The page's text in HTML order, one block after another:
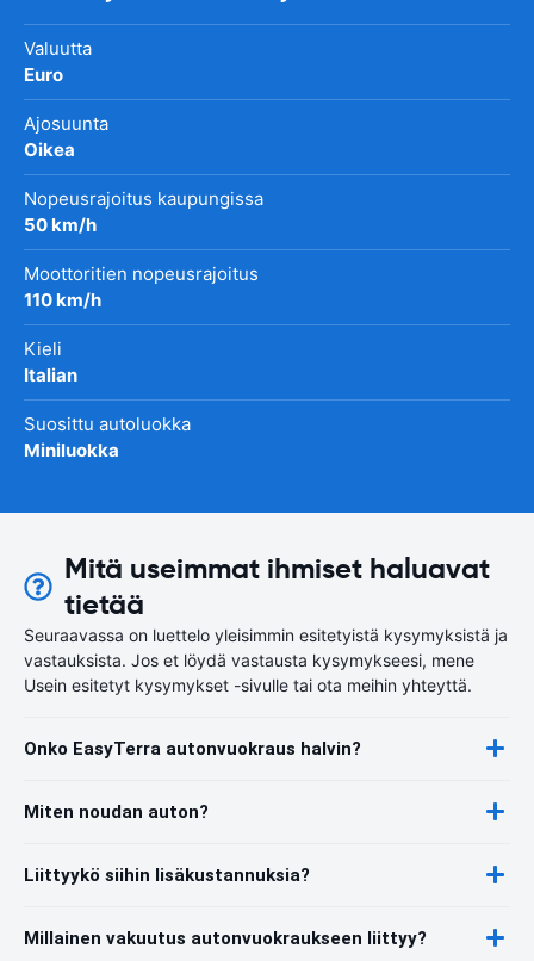
Valuutta
Euro
Ajosuunta
Oikea
Nopeusrajoitus kaupungissa
50 km/h
Moottoritien nopeusrajoitus
110 km/h
Kieli
Italian
Suosittu autoluokka
Miniluokka
Mitä useimmat ihmiset haluavat
tietää
Seuraavassa on luettelo yleisimmin esitetyistä kysymyksistä ja
vastauksista. Jos et löydä vastausta kysymykseesi, mene
Usein esitetyt kysymykset -sivulle tai ota meihin yhteyttä.
Onko EasyTerra autonvuokraus halvin?
Miten noudan auton?
Liittyykö siihin lisäkustannuksia?
Millainen vakuutus autonvuokraukseen liittyy?